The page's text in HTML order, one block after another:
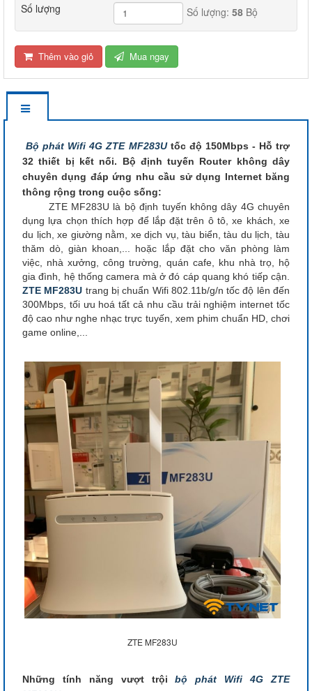
Số lượng Số lượng: 58Bộ
Thêm vào giỏ Mua ngay
Bộ phát Wifi 4G ZTE MF283Utốc độ 150Mbps - Hỗ trợ
32 thiết bị kết nối. Bộ định tuyến Router không dây
chuyên dụng đáp ứng nhu cầu sử dụng Internet băng
thông rộng trong cuộc sống:
ZTE MF283U là bộ định tuyến không dây 4G chuyên
dụng lựa chọn thích hợp để lắp đặt trên ô tô, xe khách, xe
du lịch, xe giường nằm, xe dịch vụ, tàu biển, tàu du lịch, tàu
thăm dò, giàn khoan,... hoặc lắp đặt cho văn phòng làm
việc, nhà xưởng, công trường, quán cafe, khu nhà trọ, hộ
gia đình, hệ thống camera mà ở đó cáp quang khó tiếp cận.
ZTE MF283U trang bị chuẩn Wifi 802.11b/g/n tốc độ lên đến
300Mbps, tối ưu hoá tất cả nhu cầu trải nghiệm internet tốc
độ cao như nghe nhạc trực tuyến, xem phim chuẩn HD, chơi
game online,...
ZTE MF283U
Những tính năng vượt trộibộ phát Wifi 4G ZTE